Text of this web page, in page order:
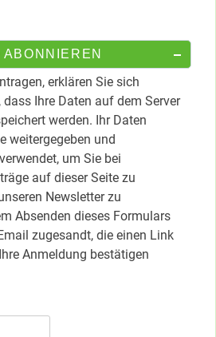
erklären Sie sich
Ihre Daten auf dem Server
werden. Ihr Daten
weitergegeben und
um Sie bei
auf dieser Seite zu
Newsletter zu
Absenden dieses Formulars
zugesandt, die einen Link
Anmeldung bestätigen